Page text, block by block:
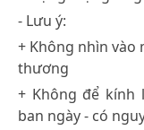
- Lưu ý:
+ Không nhìn vào
thương
+ Không để kính
ban ngày - có